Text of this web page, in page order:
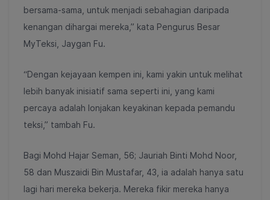
bersama-sama, untuk menjadi sebahagian daripada
kenangan dihargai mereka,” kata Pengurus Besar
MyTeksi, Jaygan Fu.
“Dengan kejayaan kempen ini, kami yakin untuk melihat
lebih banyak inisiatif sama seperti ini, yang kami
percaya adalah lonjakan keyakinan kepada pemandu
teksi,” tambah Fu.
Bagi Mohd Hajar Seman, 56; Jauriah Binti Mohd Noor,
58 dan Muszaidi Bin Mustafar, 43, ia adalah hanya satu
lagi hari mereka bekerja. Mereka fikir mereka hanya